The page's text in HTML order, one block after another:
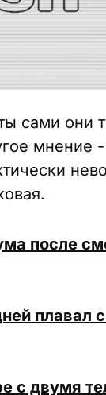
сами они
мнение
после
плавал
с двумя